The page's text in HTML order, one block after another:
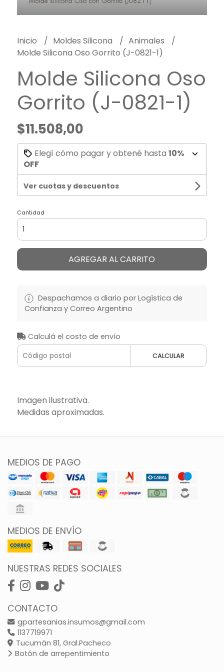
Inicio Moldes Silicona
Animales
Molde Silicona Oso Gorrito (J-0821-1)
Molde Silicona Oso
Gorrito (J-0821-1)
$11.508,00
Elegí cómo pagar y obtené hasta 10%
OFF
Ver cuotas y descuentos
Cantidad
AGREGAR AL CARRITO
Despachamos a diario por Logística de
Confianza y Correo Argentino
Calculá el costo de envío
CALCULAR
Imagen ilustrativa.
Medidas aproximadas.
MEDIOS DE PAGO
MEDIOS DE ENVÍO
NUESTRAS REDES SOCIALES
CONTACTO
gpartesanias.insumos@gmail.com
1137719971
Tucumán 81, Gral.Pacheco
Botón de arrepentimiento